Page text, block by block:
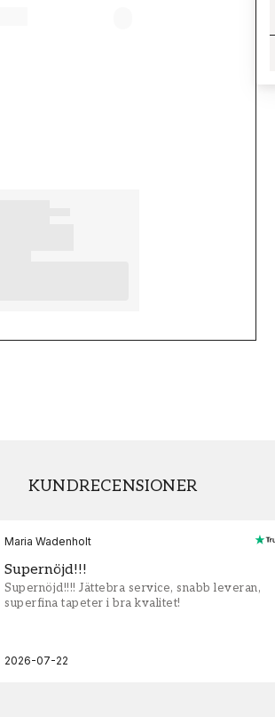
KUNDRECENSIONER
Maria Wadenholt
Supernöjd!!!
Supernöjd!!!! Jättebra service, snabb leveran,
superfina tapeter i bra kvalitet!
2026-07-22